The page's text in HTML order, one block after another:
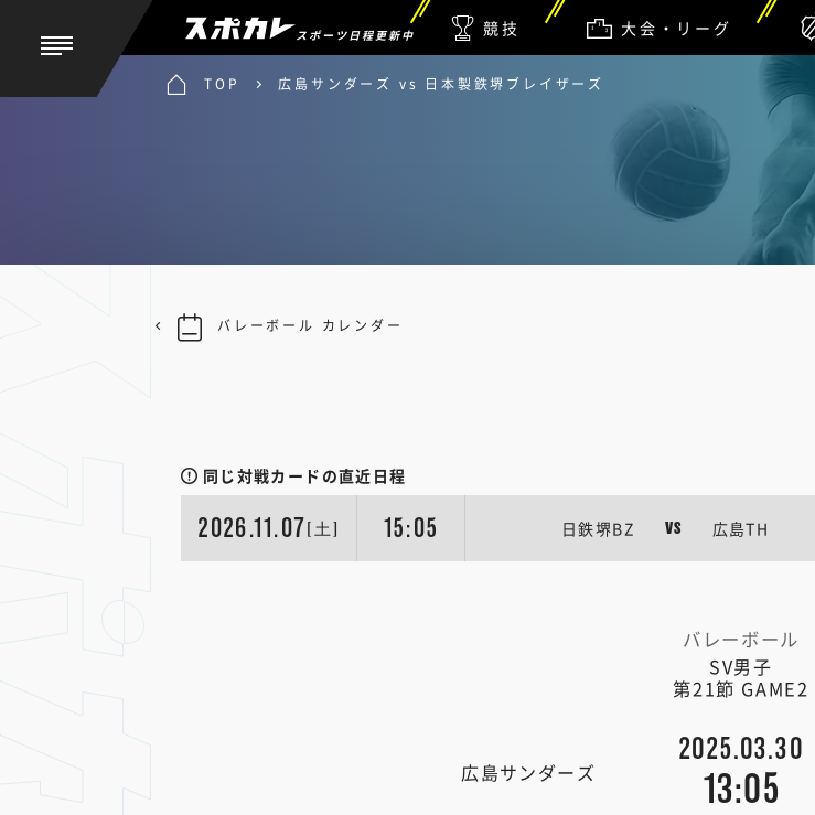
スポーツ日程更新中 競技 大会・リーグ
TOP 広島サンダーズ vs 日本製鉄堺ブレイザーズ
同じ対戦カードの直近日程
2026.11.07[土] 15:05 日鉄堺BZ VS 広島TH
バレーボール
SV男子
第21節 GAME2
広島サンダーズ
2025.03.30
13:05
バレーボール カレンダー